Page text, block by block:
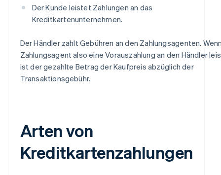
Der Kunde leistet Zahlungen an das
Kreditkartenunternehmen.
Der Händler zahlt Gebühren an den Zahlungsagenten.
Zahlungsagent also eine Vorauszahlung an den Händler
ist der gezahlte Betrag der Kaufpreis abzüglich der
Transaktionsgebühr.
Arten von
Kreditkartenzahlungen